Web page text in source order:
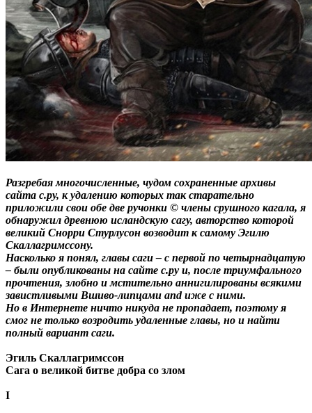
Разгребая многочисленные, чудом сохраненные архивы
сайта с.ру, к удалению которых так старательно
приложили свои обе две ручонки © члены срушного кагала, я
обнаружил древнюю исландскую сагу, авторство которой
великий Снорри Стурлусон возводит к самому Эгилю
Скаллагримссону.
Насколько я понял, главы саги – с первой по четырнадцатую
– были опубликованы на сайте с.ру и, после триумфального
прочтения, злобно и мстительно аннигилированы всякими
завистливыми Вшиво-липцами and иже с ними.
Но в Интернете ничто никуда не пропадает, поэтому я
смог не только возродить удаленные главы, но и найти
полный вариант саги.
Эгиль Скаллагримссон
Сага о великой битве добра со злом
I